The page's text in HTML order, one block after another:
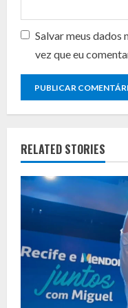
Salvar meus dados
vez que eu
RELATED STORIES